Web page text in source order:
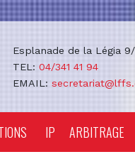
Esplanade de la Légia 9/
TEL: 04/341 41 94
EMAIL:
IP ARBITRAGE